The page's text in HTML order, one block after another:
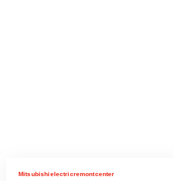
Mitsubishielectricremontcenter